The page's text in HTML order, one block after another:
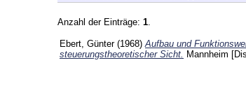
Anzahl der Einträge: 1
Ebert, Günter (1968) Aufbau und
steuerungstheoretischer Sicht.
Mannheim